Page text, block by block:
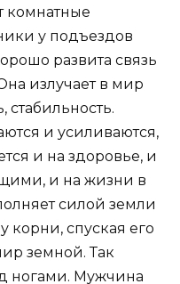
комнатные
у подъездов
развита связь
излучает в мир
стабильность.
и усиливаются,
и на здоровье, и
и на жизни в
силой земли
корни, спуская его
земной. Так
ногами. Мужчина